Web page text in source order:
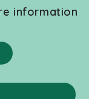
information